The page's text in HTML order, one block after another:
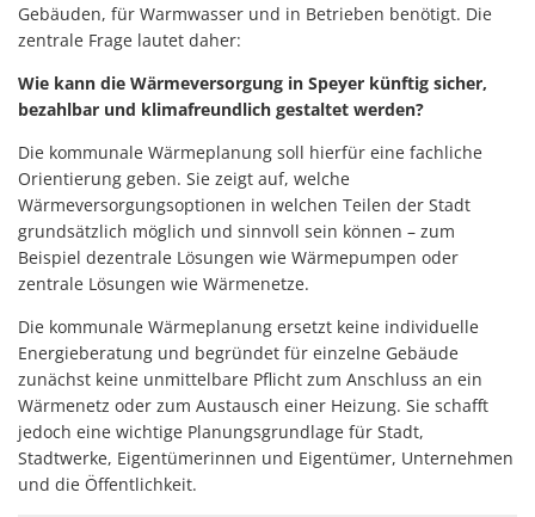
Gebäuden, für Warmwasser und in Betrieben benötigt. Die
zentrale Frage lautet daher:
Wie kann die Wärmeversorgung in Speyer künftig sicher,
bezahlbar und klimafreundlich gestaltet werden?
Die kommunale Wärmeplanung soll hierfür eine fachliche
Orientierung geben. Sie zeigt auf, welche
Wärmeversorgungsoptionen in welchen Teilen der Stadt
grundsätzlich möglich und sinnvoll sein können – zum
Beispiel dezentrale Lösungen wie Wärmepumpen oder
zentrale Lösungen wie Wärmenetze.
Die kommunale Wärmeplanung ersetzt keine individuelle
Energieberatung und begründet für einzelne Gebäude
zunächst keine unmittelbare Pflicht zum Anschluss an ein
Wärmenetz oder zum Austausch einer Heizung. Sie schafft
jedoch eine wichtige Planungsgrundlage für Stadt,
Stadtwerke, Eigentümerinnen und Eigentümer, Unternehmen
und die Öffentlichkeit.